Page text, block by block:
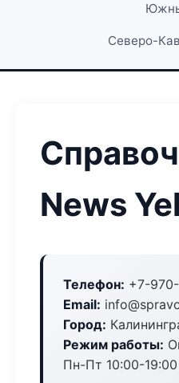
Северо-
News
Телефон: +7-
Email:
Город:
Режим работы:
Пн-Пт 10:00-19:00